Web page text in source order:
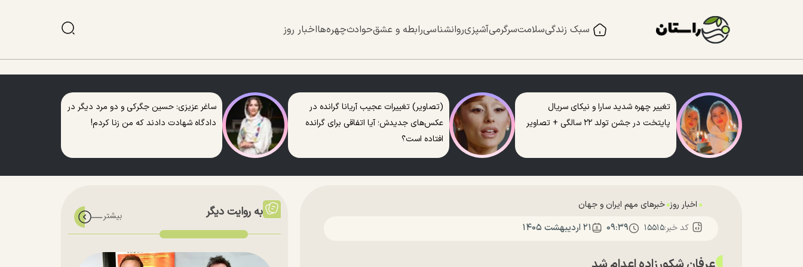
سبک زندگیسلامتسرگرمیآشپزیروانشناسیرابطه و عشقحوادثچهره‌هااخبار روز
تغییر چهره شدید سارا و نیکای سریال
پایتخت در جشن تولد ۲۲ سالگی + تصاویر
(تصاویر) تغییرات عجیب آریانا گرانده در
عکس‌های جدیدش؛ آیا اتفاقی برای گرانده
افتاده است؟
ساغر عزیزی: حسین جگرکی و دو مرد دیگر در
دادگاه شهادت دادند که من زنا کردم!
اخبار روز خبرهای مهم ایران و جهان
کد خبر:۱۵۵۱۵ ۰۹:۳۹ ۲۱ ارديبهشت ۱۴۰۵
به روایت دیگر